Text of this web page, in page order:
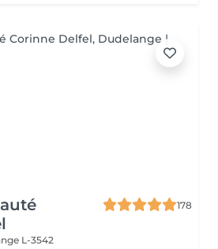
178
L-3542